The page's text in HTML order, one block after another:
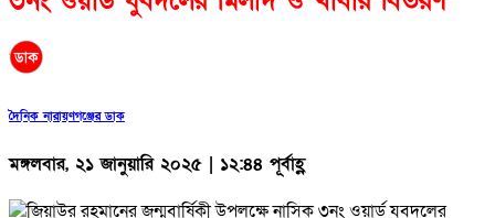
দৈনিক নারায়ণগঞ্জের ডাক
মঙ্গলবার, ২১ জানুয়ারি ২০২৫ | ১২:৪৪ পূর্বাহ্ণ